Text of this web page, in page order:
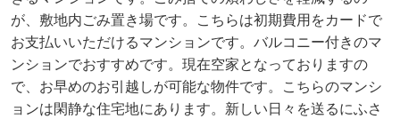
が、敷地内ごみ置き場です。こちらは初期費用をカードで
お支払いいただけるマンションです。バルコニー付きのマ
ンションでおすすめです。現在空家となっておりますの
で、お早めのお引越しが可能な物件です。こちらのマンシ
ョンは閑静な住宅地にあります。新しい日々を送るにふさ